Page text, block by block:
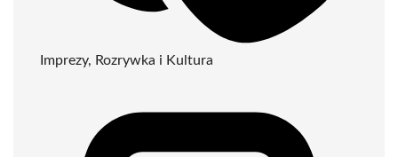
Imprezy, Rozrywka i Kultura